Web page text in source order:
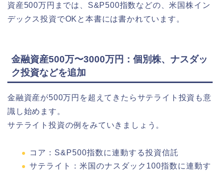
資産500万円までは、S&P500指数などの、米国株イン
デックス投資でOKと本書には書かれています。
金融資産500万〜3000万円：個別株、ナスダッ
ク投資などを追加
金融資産が500万円を超えてきたらサテライト投資も意
識し始めます。
サテライト投資の例をみていきましょう。
コア：S&P500指数に連動する投資信託
サテライト：米国のナスダック100指数に連動す